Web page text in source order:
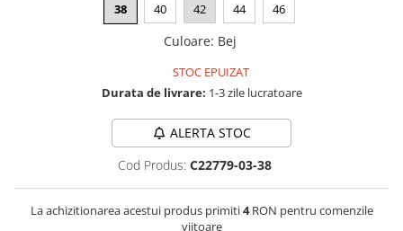
38 40 42 44 46
Culoare: Bej
STOC EPUIZAT
Durata de livrare: 1-3 zile lucratoare
ALERTA STOC
Cod Produs: C22779-03-38
La achizitionarea acestui produs primiti4RON pentru comenzile
viitoare